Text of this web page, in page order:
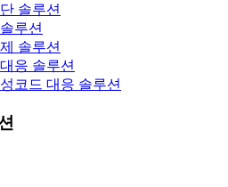
솔루션
루션
솔루션
응 솔루션
코드 대응 솔루션